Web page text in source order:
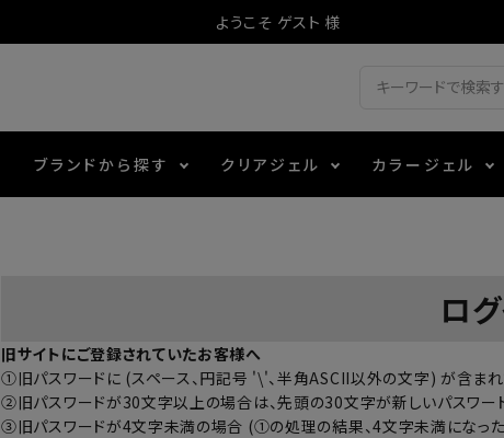
ようこそ ゲスト 様
ブランドから探す クリアジェル カラージェル
マグネティフラッ
3Dクレイジェル テラコッタジェル
チャート・チップ関連
LEDライト その他施術アイテム
レジン・モールド
ロ
旧サイトにご登録されていたお客様へ
①旧パスワードに (スペース、円記号 '\'、半角ASCII以外の文字) が含まれ
②旧パスワードが30文字以上の場合は、先頭の30文字が新しいパスワード
③旧パスワードが4文字未満の場合 (①の処理の結果、4文字未満になった